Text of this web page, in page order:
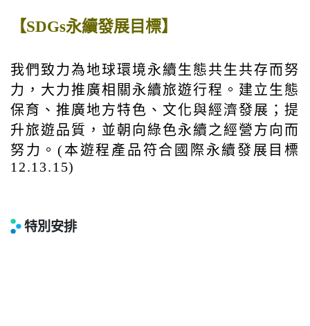
【SDGs永續發展目標】
我們致力為地球環境永續生態共生共存而努
力，大力推廣相關永續旅遊行程。建立生態
保育、推廣地方特色、文化與經濟發展；提
升旅遊品質，並朝向綠色永續之經營方向而
努力。(本遊程產品符合國際永續發展目標
12.13.15)
特別安排